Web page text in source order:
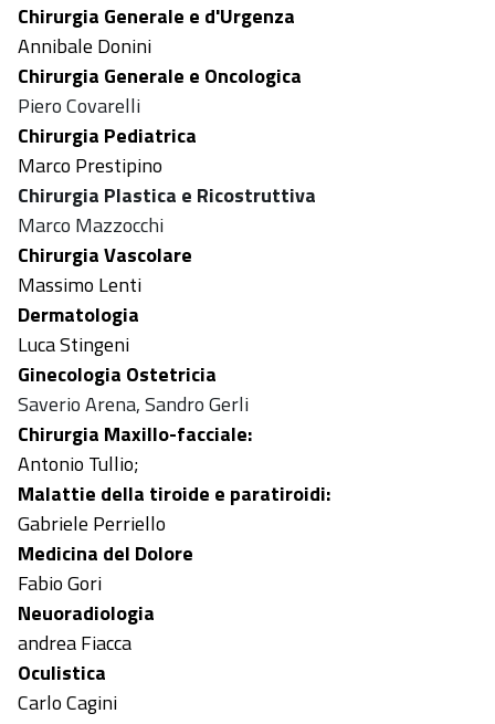
Chirurgia Generale e d'Urgenza
Annibale Donini
Chirurgia Generale e Oncologica
Piero Covarelli
Chirurgia Pediatrica
Marco Prestipino
Chirurgia Plastica e Ricostruttiva
Marco Mazzocchi
Chirurgia Vascolare
Massimo Lenti
Dermatologia
Luca Stingeni
Ginecologia Ostetricia
Saverio Arena, Sandro Gerli
Chirurgia Maxillo-facciale:
Antonio Tullio;
Malattie della tiroide e paratiroidi:
Gabriele Perriello
Medicina del Dolore
Fabio Gori
Neuoradiologia
andrea Fiacca
Oculistica
Carlo Cagini